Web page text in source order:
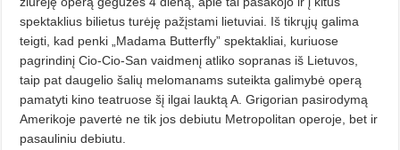
spektaklius bilietus turėję pažįstami lietuviai. Iš tikrųjų galima
teigti, kad penki „Madama Butterfly” spektakliai, kuriuose
pagrindinį Cio-Cio-San vaidmenį atliko sopranas iš Lietuvos,
taip pat daugelio šalių melomanams suteikta galimybė operą
pamatyti kino teatruose šį ilgai lauktą A. Grigorian pasirodymą
Amerikoje pavertė ne tik jos debiutu Metropolitan operoje, bet ir
pasauliniu debiutu.